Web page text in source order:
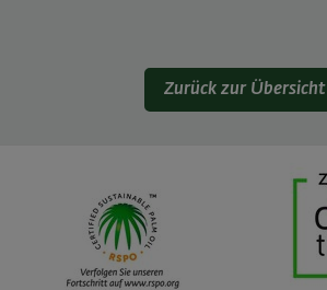
Zurück zur Übersicht